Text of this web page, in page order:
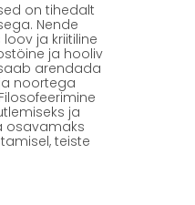
on tihedalt
Nende
ja kriitiline
ja hooliv
arendada
noortega
ja
osavamaks
teiste